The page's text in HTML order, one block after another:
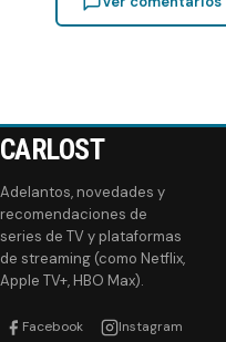
CARLOST
Adelantos, novedades y
recomendaciones de
series de TV y plataformas
de streaming (como Netflix,
Apple TV+, HBO Max).
Facebook Instagram